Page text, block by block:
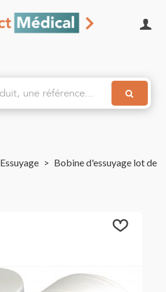
Essuyage > Bobine d'essuyage lot de